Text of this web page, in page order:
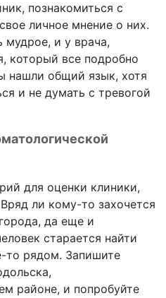
познакомиться с
личное мнение о них.
мудрое, и у врача,
который все подробно
нашли общий язык, хотя
и не думать с тревогой
для оценки клиники,
ли кому-то захочется
да еще и
старается найти
то рядом. Запишите
районе, и попробуйте